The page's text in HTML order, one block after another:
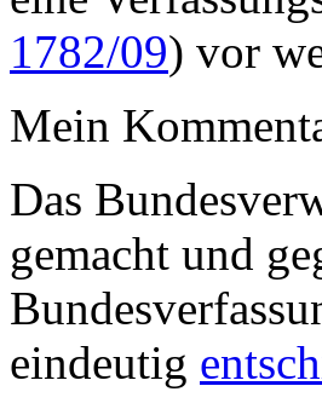
1782/09) vor
Mein
Das
gemacht und
eindeutig